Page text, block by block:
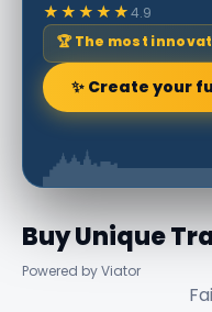
★★★★★4.9
🏆 The most
✨ Create your
Buy Unique
Powered by Viator